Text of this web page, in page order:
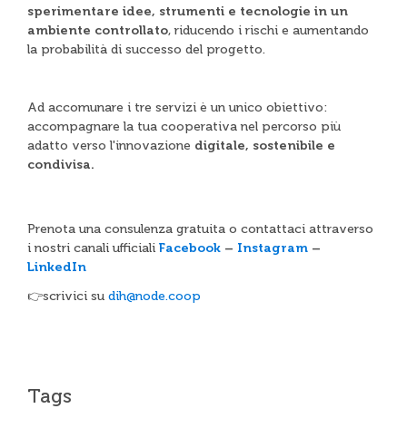
sperimentare idee, strumenti e tecnologie in un
ambiente controllato, riducendo i rischi e aumentando
la probabilità di successo del progetto.
Ad accomunare i tre servizi è un unico obiettivo:
accompagnare la tua cooperativa nel percorso più
adatto verso l'innovazione digitale, sostenibile e
condivisa.
Prenota una consulenza gratuita o contattaci attraverso
i nostri canali ufficiali Facebook – Instagram –
LinkedIn
👉scrivici su dih@node.coop
Tags